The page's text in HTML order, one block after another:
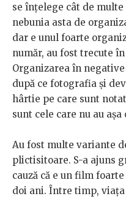
se înțelege cât de
nebunia asta de
dar e unul foarte
număr, au fost trecute
Organizarea în
după ce fotografia și
hârtie pe care sunt
sunt cele care nu au așa
Au fost multe variante
plictisitoare. S-a ajuns
cauză că e un film
doi ani. Între timp,